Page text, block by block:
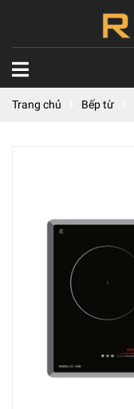
Trang chủ Bếp từ